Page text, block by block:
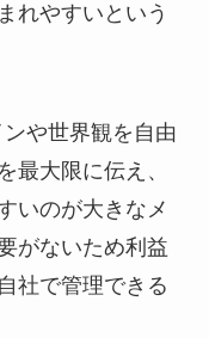
れやすいという
や世界観を自由
最大限に伝え、
いのが大きなメ
がないため利益
社で管理できる